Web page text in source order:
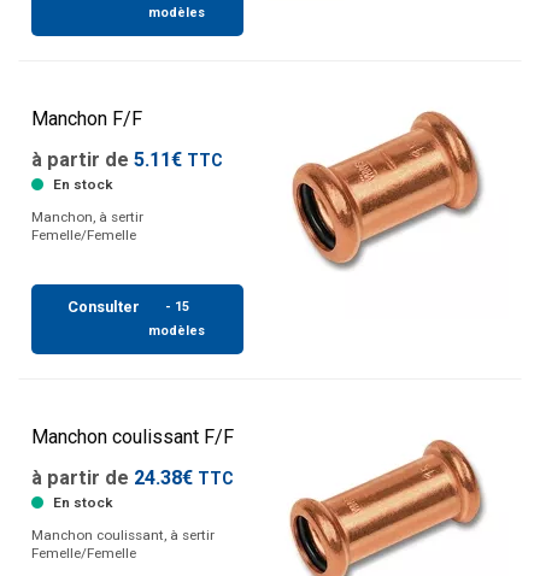
modèles
Manchon F/F
à partir de 5.11€ TTC
En stock
Manchon, à sertir
Femelle/Femelle
Consulter
- 15
modèles
Manchon coulissant F/F
à partir de 24.38€ TTC
En stock
Manchon coulissant, à sertir
Femelle/Femelle